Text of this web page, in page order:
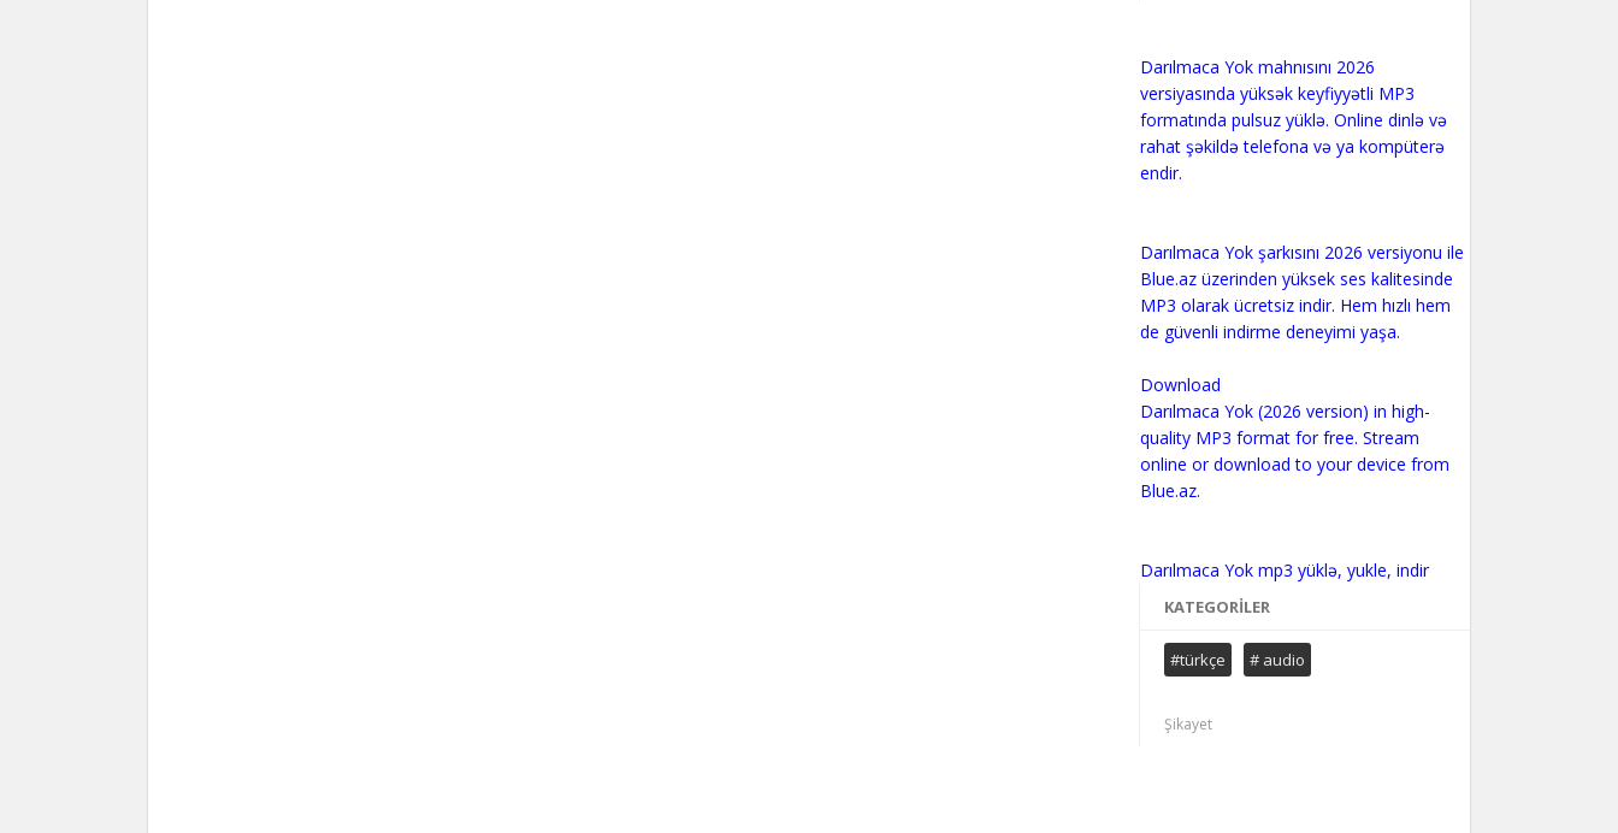
Darılmaca Yok mahnısını 2026
versiyasında yüksək keyfiyyətli MP3
formatında pulsuz yüklə. Online dinlə və
rahat şəkildə telefona və ya kompüterə
endir.
Darılmaca Yok şarkısını 2026 versiyonu ile
Blue.az üzerinden yüksek ses kalitesinde
MP3 olarak ücretsiz indir. Hem hızlı hem
de güvenli indirme deneyimi yaşa.
Download
Darılmaca Yok (2026 version) in high-
quality MP3 format for free. Stream
online or download to your device from
Blue.az.
Darılmaca Yok mp3 yüklə, yukle, indir
KATEGORILER
#türkçe # audio
Şikayet